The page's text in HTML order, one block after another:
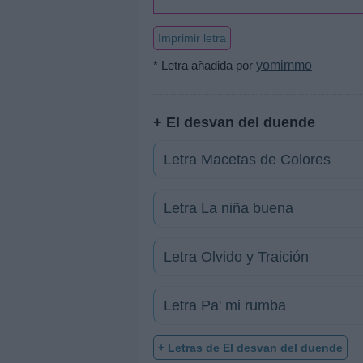
Imprimir letra
* Letra añadida por yomimmo
+ El desvan del duende
Letra Macetas de Colores
Letra La niña buena
Letra Olvido y Traición
Letra Pa' mi rumba
+ Letras de El desvan del duende